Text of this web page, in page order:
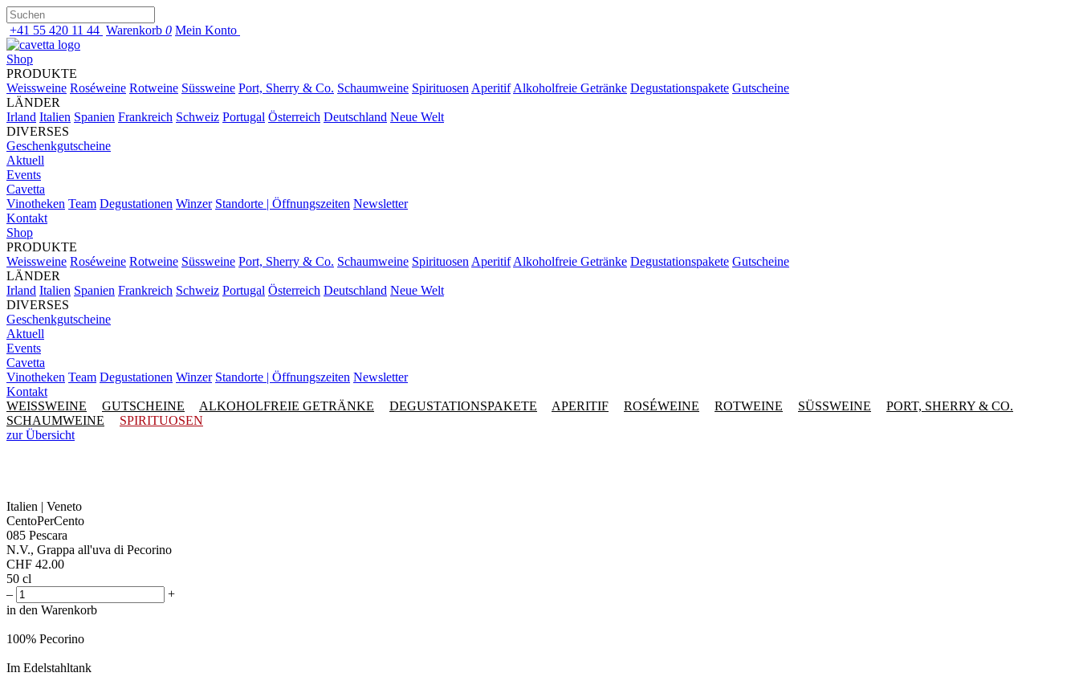
+41 55 420 11 44 Warenkorb 0 Mein Konto
Shop
PRODUKTE
Weissweine Roséweine Rotweine Süssweine Port, Sherry & Co. Schaumweine Spirituosen Aperitif Alkoholfreie Getränke Degustationspakete Gutscheine
LÄNDER
Irland Italien Spanien Frankreich Schweiz Portugal Österreich Deutschland Neue Welt
DIVERSES
Geschenkgutscheine
Aktuell
Events
Cavetta
Vinotheken Team Degustationen Winzer Standorte | Öffnungszeiten Newsletter
Kontakt
Shop
PRODUKTE
Weissweine Roséweine Rotweine Süssweine Port, Sherry & Co. Schaumweine Spirituosen Aperitif Alkoholfreie Getränke Degustationspakete Gutscheine
LÄNDER
Irland Italien Spanien Frankreich Schweiz Portugal Österreich Deutschland Neue Welt
DIVERSES
Geschenkgutscheine
Aktuell
Events
Cavetta
Vinotheken Team Degustationen Winzer Standorte | Öffnungszeiten Newsletter
Kontakt
WEISSWEINE
GUTSCHEINE ALKOHOLFREIE GETRÄNKE DEGUSTATIONSPAKETE APERITIF ROSÉWEINE ROTWEINE SÜSSWEINE
PORT, SHERRY & CO.
SCHAUMWEINE
SPIRITUOSEN
zur Übersicht
Italien | Veneto
CentoPerCento
085 Pescara
N.V., Grappa all'uva di Pecorino
CHF 42.00
50 cl
–
+
in den Warenkorb
100% Pecorino
Im Edelstahltank